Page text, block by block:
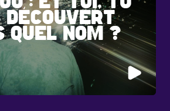
DÉCOUVERT
QUEL NOM ?